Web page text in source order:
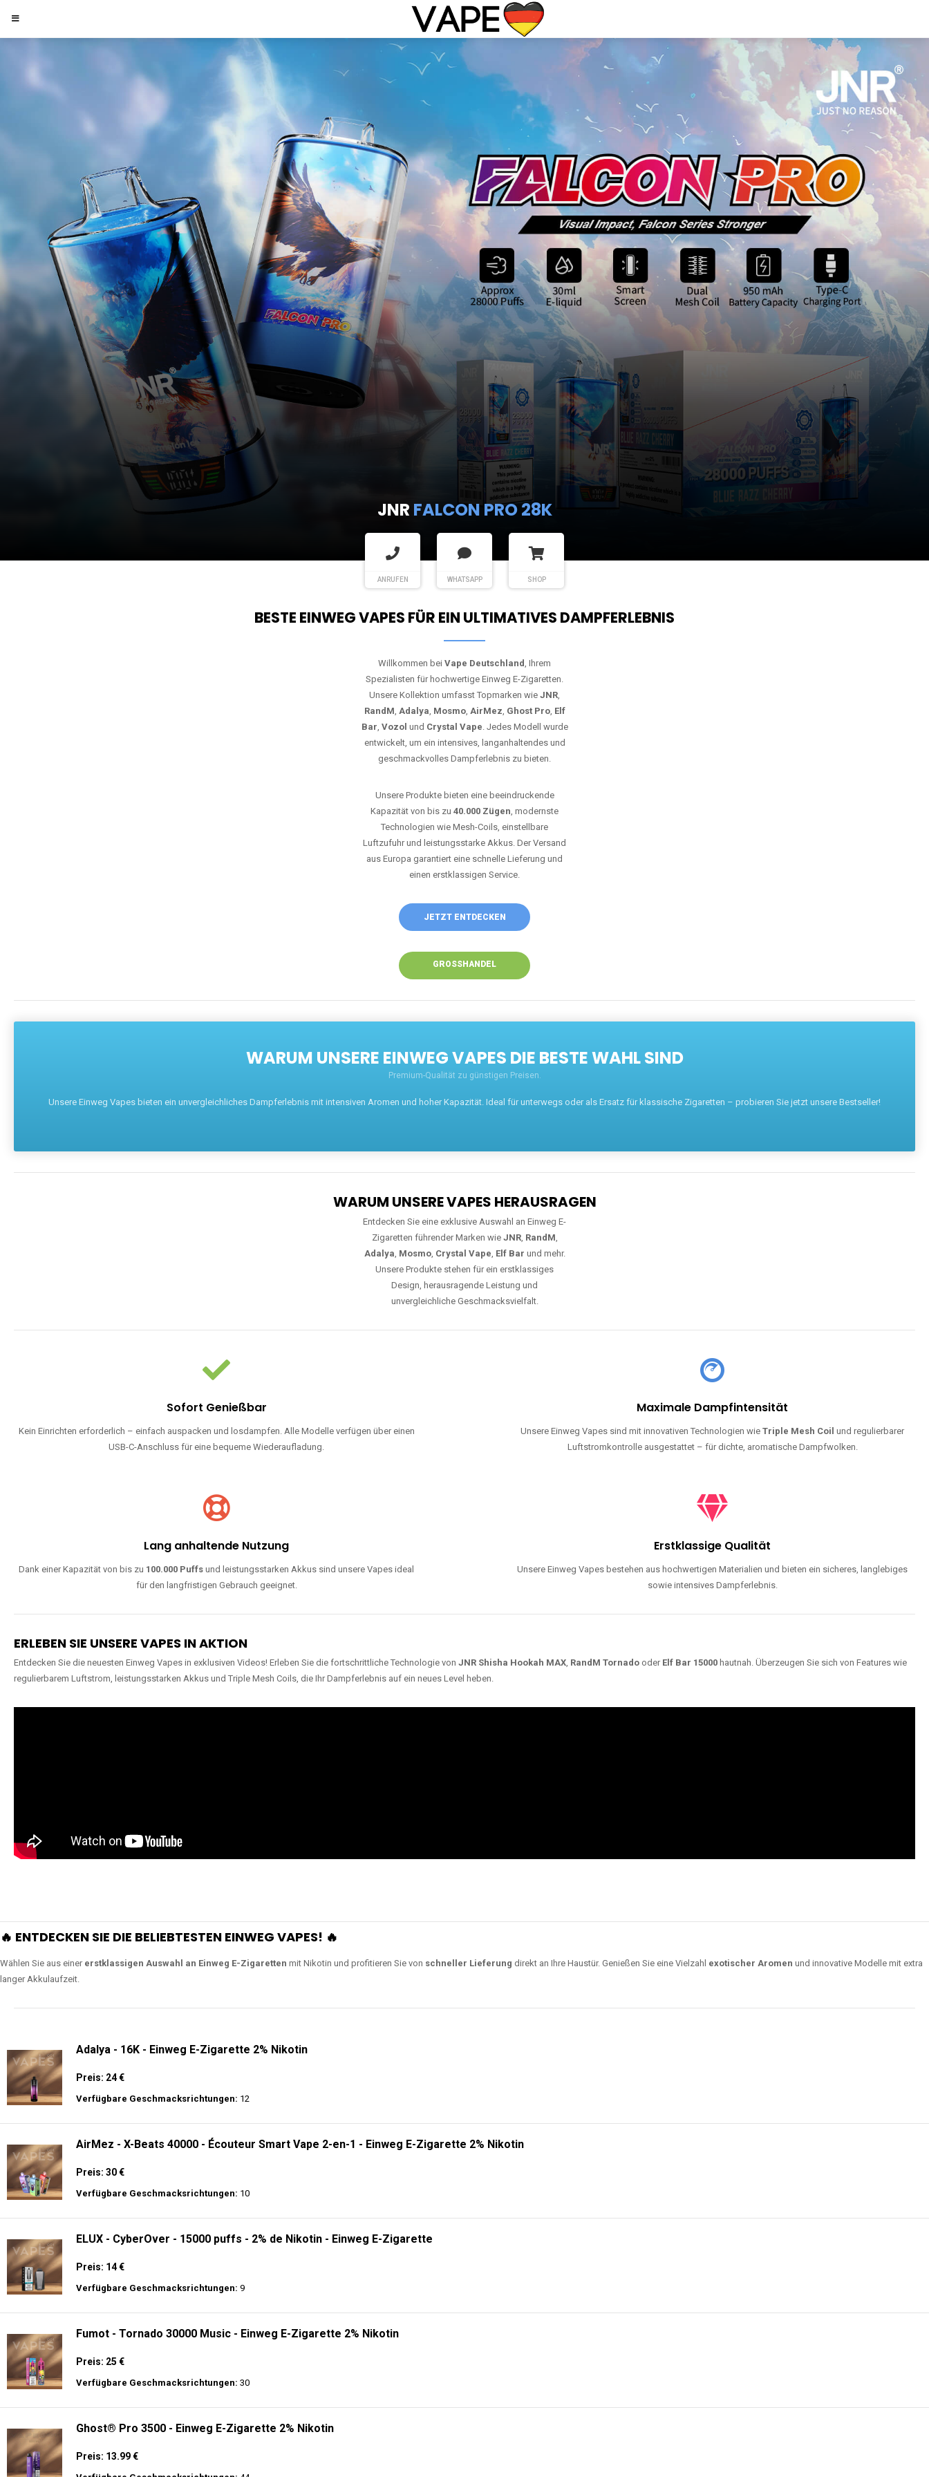
JNR FALCON PRO 28K
ANRUFEN WHATSAPP SHOP
BESTE EINWEG VAPES FÜR EIN ULTIMATIVES DAMPFERLEBNIS
Willkommen bei Vape Deutschland, Ihrem
Spezialisten für hochwertige Einweg E-Zigaretten.
Unsere Kollektion umfasst Topmarken wie JNR,
RandM, Adalya, Mosmo, AirMez, Ghost Pro, Elf
Bar, Vozol und Crystal Vape. Jedes Modell wurde
entwickelt, um ein intensives, langanhaltendes und
geschmackvolles Dampferlebnis zu bieten.
Unsere Produkte bieten eine beeindruckende
Kapazität von bis zu 40.000 Zügen, modernste
Technologien wie Mesh-Coils, einstellbare
Luftzufuhr und leistungsstarke Akkus. Der Versand
aus Europa garantiert eine schnelle Lieferung und
einen erstklassigen Service.
JETZT ENTDECKEN
GROSSHANDEL
WARUM UNSERE EINWEG VAPES DIE BESTE WAHL SIND
Premium-Qualität zu günstigen Preisen.
Unsere Einweg Vapes bieten ein unvergleichliches Dampferlebnis mit intensiven Aromen und hoher Kapazität. Ideal für unterwegs oder als Ersatz für klassische Zigaretten – probieren Sie jetzt unsere Bestseller!
WARUM UNSERE VAPES HERAUSRAGEN
Entdecken Sie eine exklusive Auswahl an Einweg E-
Zigaretten führender Marken wie JNR, RandM,
Adalya, Mosmo, Crystal Vape, Elf Bar und mehr.
Unsere Produkte stehen für ein erstklassiges
Design, herausragende Leistung und
unvergleichliche Geschmacksvielfalt.
Sofort Genießbar
Kein Einrichten erforderlich – einfach auspacken und losdampfen. Alle Modelle verfügen über einen
USB-C-Anschluss für eine bequeme Wiederaufladung.
Maximale Dampfintensität
Unsere Einweg Vapes sind mit innovativen Technologien wieTriple Mesh Coil und regulierbarer
Luftstromkontrolle ausgestattet – für dichte, aromatische Dampfwolken.
Lang anhaltende Nutzung
Dank einer Kapazität von bis zu 100.000 Puffs und leistungsstarken Akkus sind unsere Vapes ideal
für den langfristigen Gebrauch geeignet.
Erstklassige Qualität
Unsere Einweg Vapes bestehen aus hochwertigen Materialien und bieten ein sicheres, langlebiges
sowie intensives Dampferlebnis.
ERLEBEN SIE UNSERE VAPES IN AKTION
Entdecken Sie die neuesten Einweg Vapes in exklusiven Videos! Erleben Sie die fortschrittliche Technologie von JNR Shisha Hookah MAX, RandM Tornado oder Elf Bar 15000 hautnah. Überzeugen Sie sich von Features wie
regulierbarem Luftstrom, leistungsstarken Akkus und Triple Mesh Coils, die Ihr Dampferlebnis auf ein neues Level heben.
🔥 ENTDECKEN SIE DIE BELIEBTESTEN EINWEG VAPES! 🔥
Wählen Sie aus einer erstklassigen Auswahl an Einweg E-Zigaretten mit Nikotin und profitieren Sie von schneller Lieferung direkt an Ihre Haustür. Genießen Sie eine Vielzahl exotischer Aromen und innovative Modelle mit extra
langer Akkulaufzeit.
Adalya - 16K - Einweg E-Zigarette 2% Nikotin
Preis: 24 €
Verfügbare Geschmacksrichtungen: 12
AirMez - X-Beats 40000 - Écouteur Smart Vape 2-en-1 - Einweg E-Zigarette 2% Nikotin
Preis: 30 €
Verfügbare Geschmacksrichtungen: 10
ELUX - CyberOver - 15000 puffs - 2% de Nikotin - Einweg E-Zigarette
Preis: 14 €
Verfügbare Geschmacksrichtungen: 9
Fumot - Tornado 30000 Music - Einweg E-Zigarette 2% Nikotin
Preis: 25 €
Verfügbare Geschmacksrichtungen: 30
Ghost® Pro 3500 - Einweg E-Zigarette 2% Nikotin
Preis: 13.99 €